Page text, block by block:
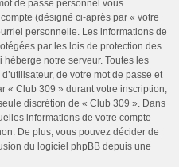
de passe personnel vous
(désigné ci-après par « votre
personnelle. Les informations de
par les lois de protection des
notre serveur. Toutes les
de votre mot de passe et
« Club 309 » durant votre inscription,
discrétion de « Club 309 ». Dans
informations de votre compte
De plus, vous pouvez décider de
du logiciel phpBB depuis une